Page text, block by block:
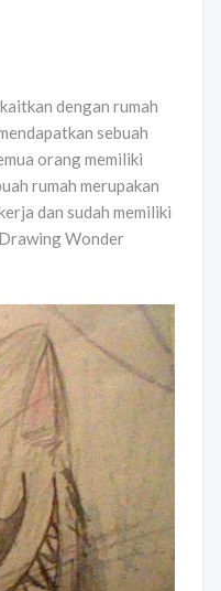
dengan rumah
sebuah
orang memiliki
rumah merupakan
dan sudah memiliki
Wonder